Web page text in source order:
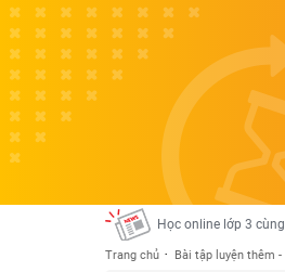
Học online lớp 5
Học online lớp 7
Học online lớp 6
Học online lớp 8
2K13! Bứt Phá Lớp 5
Học online lớp 4
Học online lớp 3
Học online lớp 2 với
Trang chủ Bài tập luyện thêm